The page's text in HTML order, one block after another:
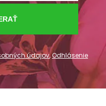
údajov,Odhlásenie